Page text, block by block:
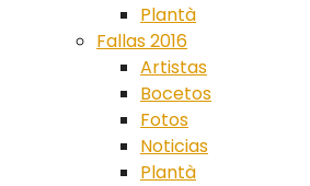
Plantà
Fallas 2016
Artistas
Bocetos
Fotos
Noticias
Plantà